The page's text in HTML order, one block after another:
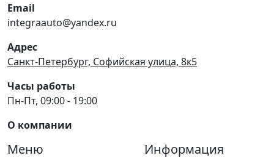
Email
integraauto@yandex.ru
Адрес
Санкт-Петербург, Софийская улица, 8к5
Часы работы
Пн-Пт, 09:00 - 19:00
О компании
Меню Информация